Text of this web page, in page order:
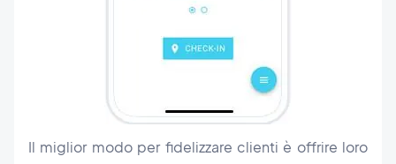
Il miglior modo per fidelizzare clienti è offrire loro